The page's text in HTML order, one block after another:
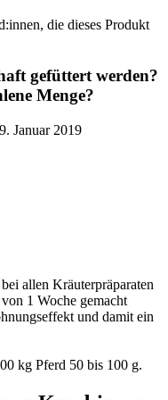
die dieses Produkt
gefüttert werden?
Menge?
Januar 2019
allen Kräuterpräparaten
1 Woche gemacht
und damit ein
kg Pferd 50 bis 100 g.